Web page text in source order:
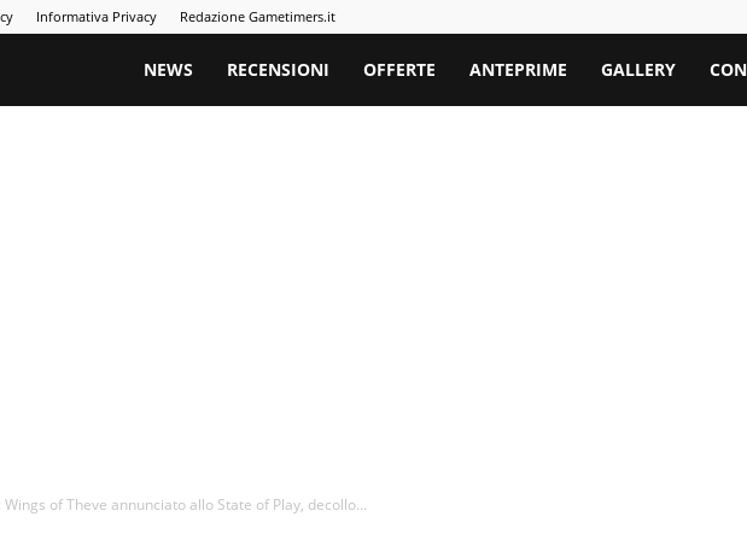
Informativa Privacy Redazione Gametimers.it
Gametimers
NEWS RECENSIONI OFFERTE ANTEPRIME GALLERY
of Theve annunciato allo State of Play, decollo...